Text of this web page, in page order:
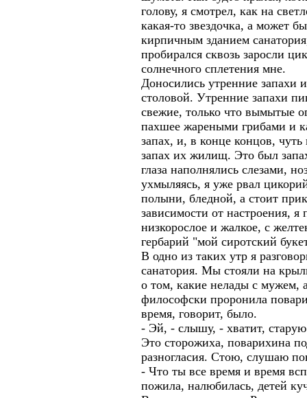
голову, я смотрел, как на
какая-то звездочка, а может
кирпичным зданием
пробирался сквозь заросли
солнечного сплетения мне.
Доносились утренние запахи
столовой. Утренние запахи
свежие, только что вымытые
пахшее жареными грибами и
запах, и, в конце концов,
запах их жилищ. Это был
глаза наполнялись слезами,
ухмыляясь, я уже рвал
полыни, бледной, а стоит
зависимости от настроения, я
низкорослое и жалкое, с
гербарий "мой сиротский
В одно из таких утр я
санатория. Мы стояли на
о том, какие нелады с мужем,
философски проронила
время, говорит, было.
- Эй, - слышу, - хватит,
Это сторожиха, поварихина
разногласия. Стою, слушаю
- Что ты все время и время
пожила, налюбилась, детей